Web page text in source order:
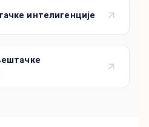
интелигенције